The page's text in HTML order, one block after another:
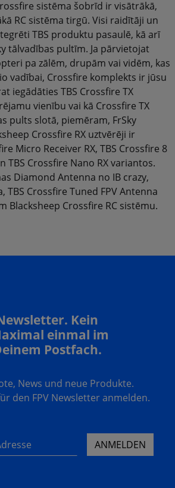
sistēma šobrīd ir visātrākā,
RC sistēma tirgū. Visi raidītāji un
TBS produktu pasaulē, kā arī
tālvadības pultīm. Ja pārvietojat
pa zālēm, drupām vai vidēm, kas
vadībai, Crossfire komplekts ir jūsu
iegādāties TBS Crossfire TX
vienību vai kā Crossfire TX
pults slotā, piemēram, FrSky
Crossfire RX uztvērēji ir
Micro Receiver RX, TBS Crossfire 8
TBS Crossfire Nano RX variantos.
Diamond Antenna no IB crazy,
TBS Crossfire Tuned FPV Antenna
Blacksheep Crossfire RC sistēmu.
Kein
einmal im
Postfach.
News und neue Produkte.
den FPV Newsletter anmelden.
ANMELDEN